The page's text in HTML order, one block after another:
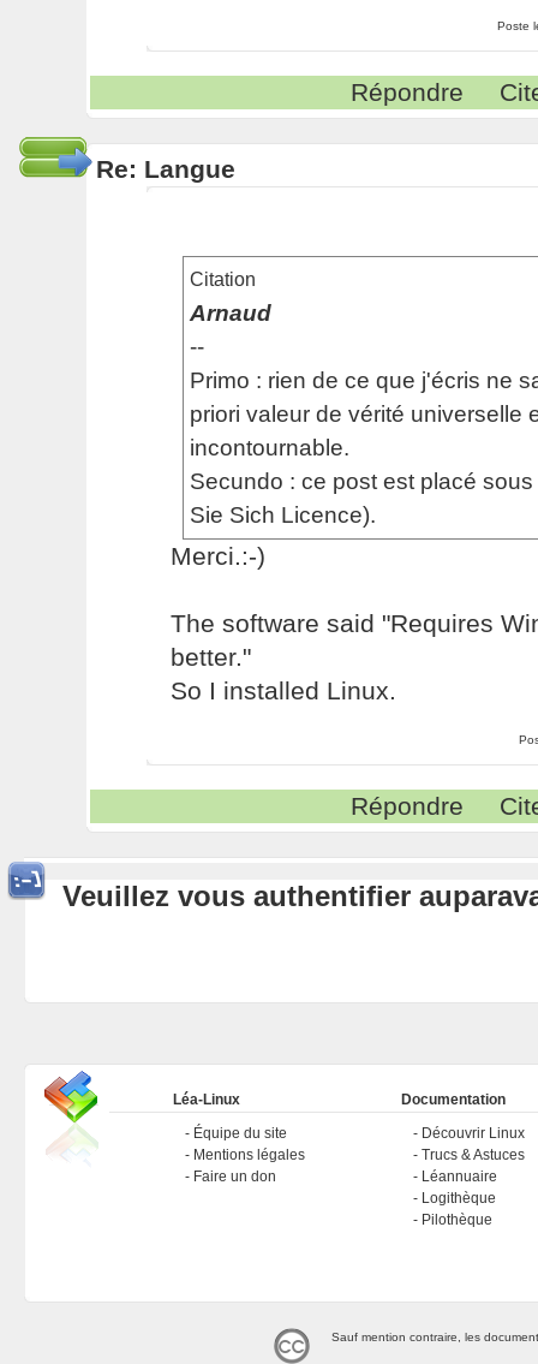
Poste
Répondre
Re: Langue
Citation
Arnaud
--
Primo : rien de ce que j'écris ne
priori valeur de vérité universelle
incontournable.
Secundo : ce post est placé
Sie Sich Licence).
Merci.:-)
The software said "Requires
better."
So I installed Linux.
Répondre
Veuillez vous authentifier
Léa-Linux
Équipe du site
Mentions légales
Faire un don
Documentation
Découvrir Linux
Trucs & Astuces
Léannuaire
Logithèque
Pilothèque
Sauf mention contraire, les